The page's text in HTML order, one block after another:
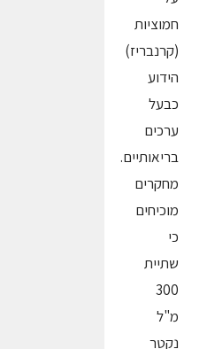
חמוציות
(קרנבריז)
הידוע
כבעל
ערכים
בריאותיים.
מחקרים
מוכיחים
כי
שתיית
300
מ"ל
נקטר